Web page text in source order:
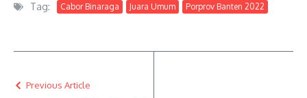
Tag: Cabor Binaraga Juara Umum Porprov Banten 2022
Previous Article